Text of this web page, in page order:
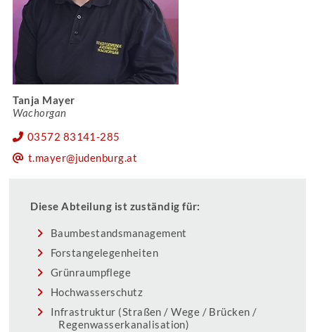
Tanja Mayer
Wachorgan
03572 83141-285
t.mayer@judenburg.at
Diese Abteilung ist zuständig für:
Baumbestandsmanagement
Forstangelegenheiten
Grünraumpflege
Hochwasserschutz
Infrastruktur (Straßen / Wege / Brücken /
Regenwasserkanalisation)